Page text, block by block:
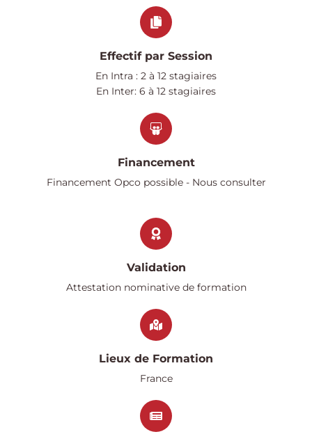
Effectif par Session
En Intra : 2 à 12 stagiaires
En Inter: 6 à 12 stagiaires
Financement
Financement Opco possible - Nous consulter​​
Validation
Attestation nominative de formation
Lieux de Formation
France